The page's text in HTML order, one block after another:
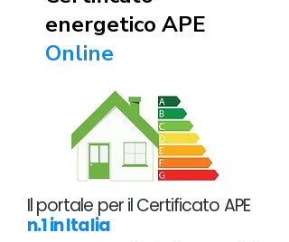
energetico APE
Online
Il portale per il Certificato APE
n.1 in Italia